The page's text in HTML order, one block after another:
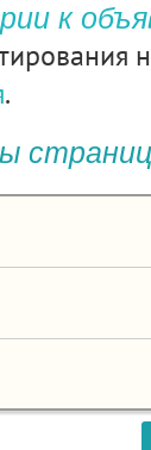
к
.
страниц